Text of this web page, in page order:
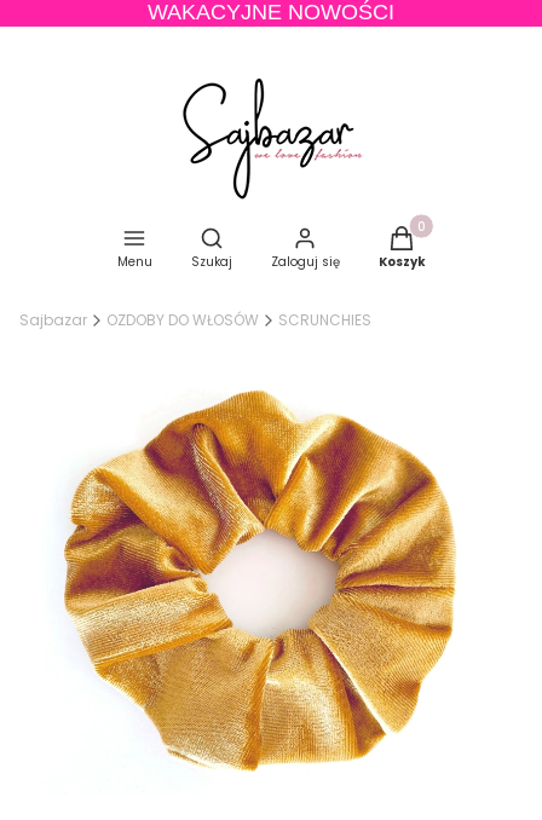
WAKACYJNE NOWOŚCI
Menu
Otwórz wyszukiwarkę
Szukaj Zaloguj się
Produkty w
Koszyk
Sajbazar OZDOBY DO WŁOSÓW SCRUNCHIES